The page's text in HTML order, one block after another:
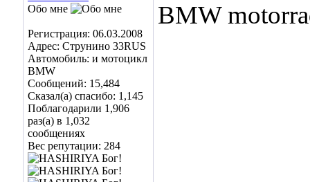
Обо мне
Регистрация: 06.03.2008
Адрес: Струнино 33RUS
Автомобиль: и мотоцикл
BMW
Сообщений: 15,484
Сказал(а) спасибо: 1,145
Поблагодарили 1,906
раз(а) в 1,032
сообщениях
Вес репутации: 284
BMW